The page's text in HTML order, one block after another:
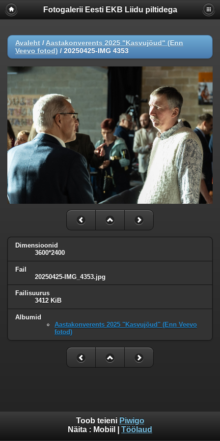
Fotogalerii Eesti EKB Liidu piltidega
Avaleht / Aastakonverents 2025 "Kasvujõud" (Enn
Veevo fotod) / 20250425-IMG 4353
Dimensioonid
3600*2400
Fail
20250425-IMG_4353.jpg
Failisuurus
3412 KiB
Albumid
Aastakonverents 2025 "Kasvujõud" (Enn Veevo
fotod)
Toob teieni Piwigo
Näita : Mobiil Töölaud